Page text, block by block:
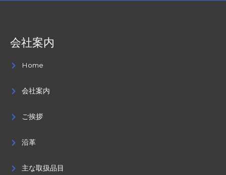
会社案内
Home
会社案内
ご挨拶
沿革
主な取扱品目